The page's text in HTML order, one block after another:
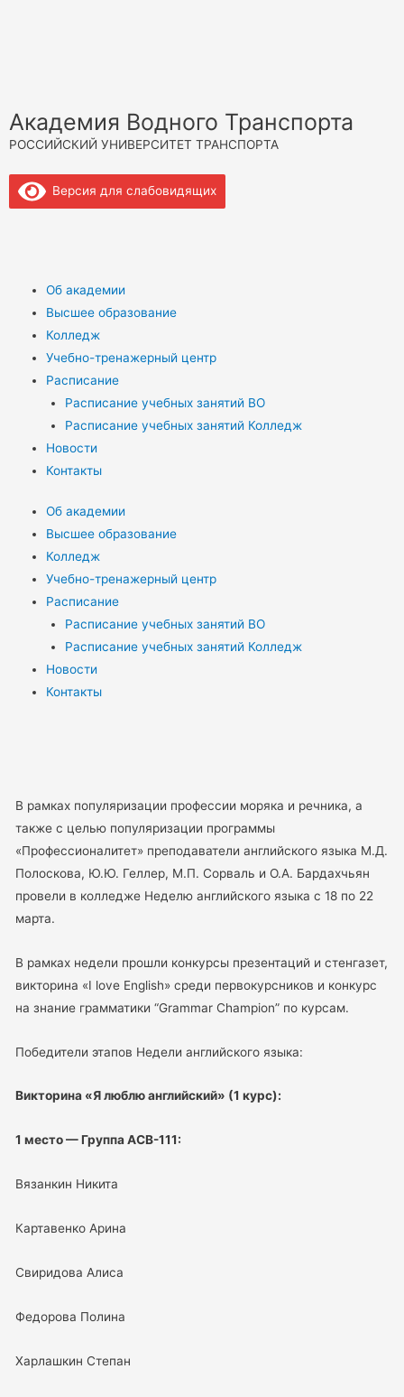
Академия Водного Транспорта
РОССИЙСКИЙ УНИВЕРСИТЕТ ТРАНСПОРТА
Версия для слабовидящих
Об академии
Высшее образование
Колледж
Учебно-тренажерный центр
Расписание
Расписание учебных занятий ВО
Расписание учебных занятий Колледж
Новости
Контакты
Об академии
Высшее образование
Колледж
Учебно-тренажерный центр
Расписание
Расписание учебных занятий ВО
Расписание учебных занятий Колледж
Новости
Контакты
В рамках популяризации профессии моряка и речника, а
также с целью популяризации программы
«Профессионалитет» преподаватели английского языка М.Д.
Полоскова, Ю.Ю. Геллер, М.П. Сорваль и О.А. Бардахчьян
провели в колледже Неделю английского языка с 18 по 22
марта.
В рамках недели прошли конкурсы презентаций и стенгазет,
викторина «I love English» среди первокурсников и конкурс
на знание грамматики “Grammar Champion” по курсам.
Победители этапов Недели английского языка:
Викторина «Я люблю английский» (1 курс):
1 место — Группа АСВ-111:
Вязанкин Никита
Картавенко Арина
Свиридова Алиса
Федорова Полина
Харлашкин Степан